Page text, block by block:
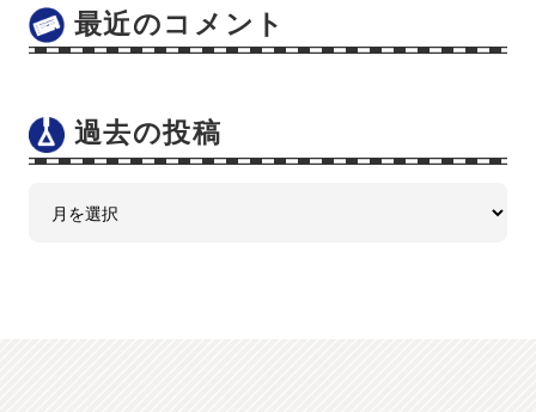
最近のコメント
過去の投稿